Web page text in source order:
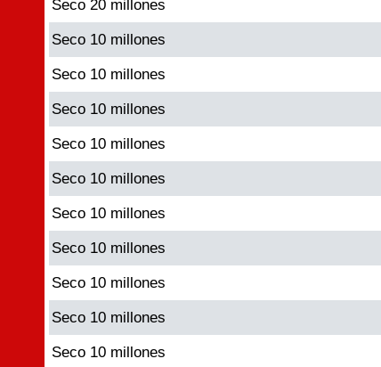
Seco 20 millones
Seco 10 millones
Seco 10 millones
Seco 10 millones
Seco 10 millones
Seco 10 millones
Seco 10 millones
Seco 10 millones
Seco 10 millones
Seco 10 millones
Seco 10 millones